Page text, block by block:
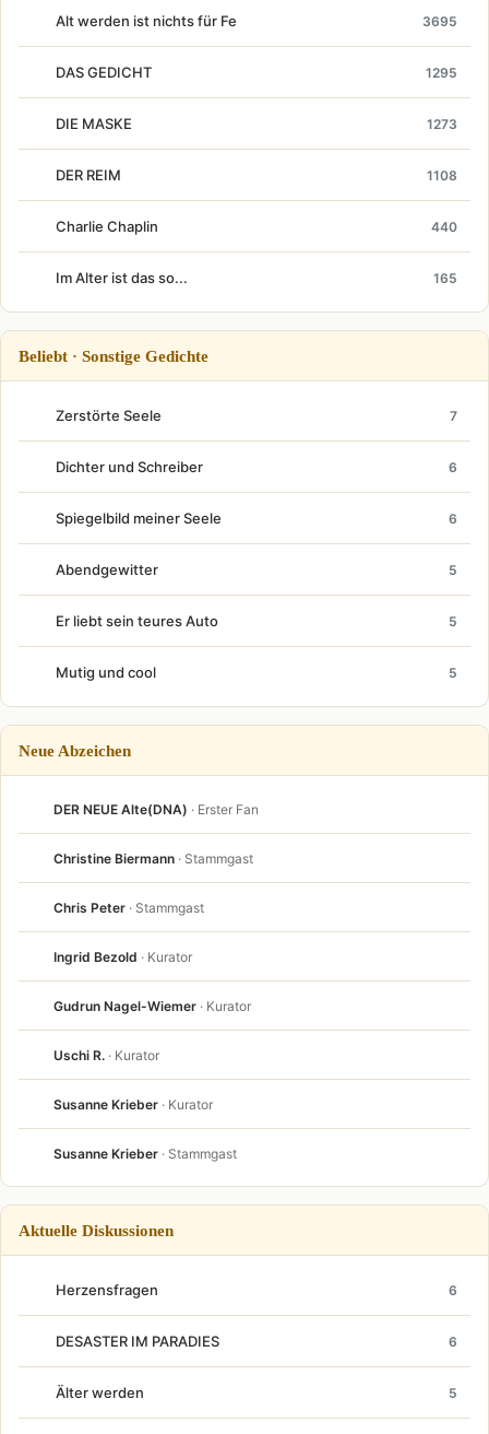
Alt werden ist nichts für Fe 3695
DAS GEDICHT 1295
DIE MASKE 1273
DER REIM 1108
Charlie Chaplin 440
Im Alter ist das so... 165
Beliebt · Sonstige Gedichte
Zerstörte Seele 7
Dichter und Schreiber 6
Spiegelbild meiner Seele 6
Abendgewitter 5
Er liebt sein teures Auto 5
Mutig und cool 5
Neue Abzeichen
DER NEUE Alte(DNA) · Erster Fan
Christine Biermann · Stammgast
Chris Peter · Stammgast
Ingrid Bezold · Kurator
Gudrun Nagel-Wiemer · Kurator
Uschi R. · Kurator
Susanne Krieber · Kurator
Susanne Krieber · Stammgast
Aktuelle Diskussionen
Herzensfragen 6
DESASTER IM PARADIES 6
Älter werden 5